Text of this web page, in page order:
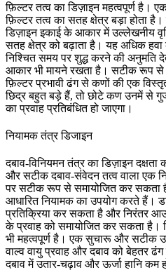
फ़िल्टर तत्व का डिज़ाइन महत्वपूर्ण है।
फ़िल्टर तत्व का सतह क्षेत्र बड़ा होता
डिज़ाइन इकाई के आकार में उल्लेखनीय
सतह क्षेत्र को बढ़ाता है। यह अधिक
निश्चित समय पर शुद्ध करने की अनुमति
आकार भी मायने रखता है। सटीक रूप से
फ़िल्टर प्रभावी ढंग से कणों की एक
छिद्र बहुत बड़े हैं, तो छोटे कण उनमें से
का प्रवाह प्रतिबंधित हो जाएगा।
नियामक तंत्र डिजाइन
दबाव-विनियमन तंत्र का डिज़ाइन
और सटीक दबाव-संवेदन तत्व वाला एक
पर सटीक रूप से समायोजित कर सकता
आधारित नियामक का उपयोग करते हैं।
प्रतिक्रिया कर सकता है और निरंतर
के प्रवाह को समायोजित कर सकता है।
भी महत्वपूर्ण है। एक सुचारू और सटीक
वाल्व वायु प्रवाह और दबाव को बेहतर
दबाव में उतार-चढ़ाव और ऊर्जा हानि कम